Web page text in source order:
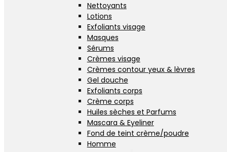
Nettoyants
Lotions
Exfoliants visage
Masques
Sérums
Crèmes visage
Crèmes contour yeux & lèvres
Gel douche
Exfoliants corps
Crème corps
Huiles sèches et Parfums
Mascara & Eyeliner
Fond de teint crème/poudre
Homme